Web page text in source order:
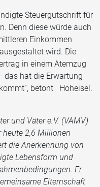
Steuergutschrift für
Denn diese würde auch
Einkommen
wird. Die
in einem Atemzug
das hat die Erwartung
betont Hoheisel.
und Väter e.V. (VAMV)
heute 2,6 Millionen
die Anerkennung von
Lebensform und
Er
Elternschaft